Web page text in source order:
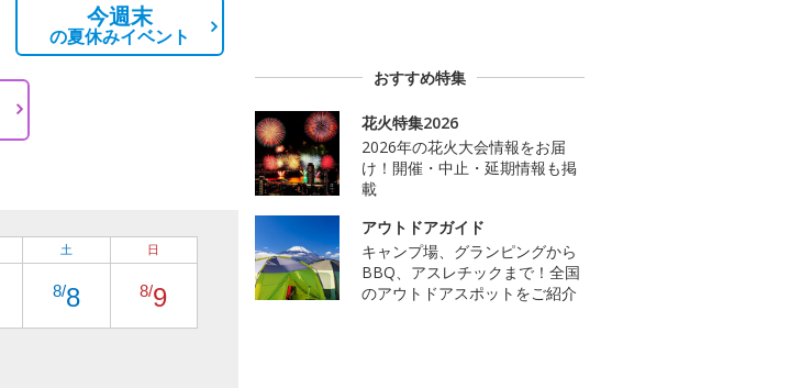
今週末
の夏休みイベント
土
8/8
日
8/9
おすすめ特集
花火特集2026
2026年の花火大会情報をお届
け！開催・中止・延期情報も掲
載
アウトドアガイド
キャンプ場、グランピングから
BBQ、アスレチックまで！全国
のアウトドアスポットをご紹介